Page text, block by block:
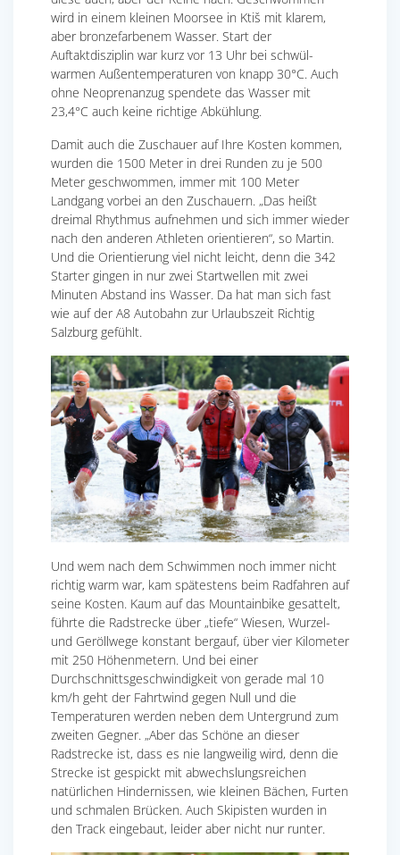
wird in einem kleinen Moorsee in Ktiš mit klarem,
aber bronzefarbenem Wasser. Start der
Auftaktdisziplin war kurz vor 13 Uhr bei schwül-
warmen Außentemperaturen von knapp 30°C. Auch
ohne Neoprenanzug spendete das Wasser mit
23,4°C auch keine richtige Abkühlung.
Damit auch die Zuschauer auf Ihre Kosten kommen,
wurden die 1500 Meter in drei Runden zu je 500
Meter geschwommen, immer mit 100 Meter
Landgang vorbei an den Zuschauern. „Das heißt
dreimal Rhythmus aufnehmen und sich immer wieder
nach den anderen Athleten orientieren“, so Martin.
Und die Orientierung viel nicht leicht, denn die 342
Starter gingen in nur zwei Startwellen mit zwei
Minuten Abstand ins Wasser. Da hat man sich fast
wie auf der A8 Autobahn zur Urlaubszeit Richtig
Salzburg gefühlt.
Und wem nach dem Schwimmen noch immer nicht
richtig warm war, kam spätestens beim Radfahren auf
seine Kosten. Kaum auf das Mountainbike gesattelt,
führte die Radstrecke über „tiefe“ Wiesen, Wurzel-
und Geröllwege konstant bergauf, über vier Kilometer
mit 250 Höhenmetern. Und bei einer
Durchschnittsgeschwindigkeit von gerade mal 10
km/h geht der Fahrtwind gegen Null und die
Temperaturen werden neben dem Untergrund zum
zweiten Gegner. „Aber das Schöne an dieser
Radstrecke ist, dass es nie langweilig wird, denn die
Strecke ist gespickt mit abwechslungsreichen
natürlichen Hindernissen, wie kleinen Bächen, Furten
und schmalen Brücken. Auch Skipisten wurden in
den Track eingebaut, leider aber nicht nur runter.